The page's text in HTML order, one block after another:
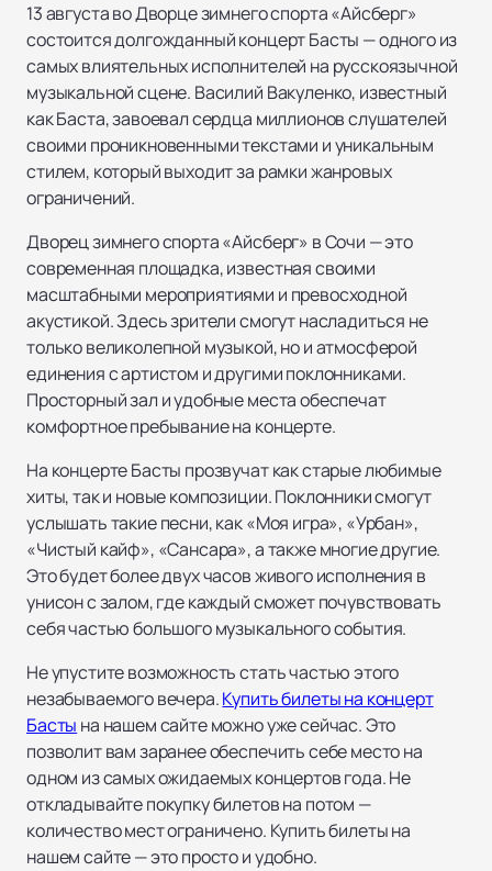
13 августа во Дворце зимнего спорта «Айсберг»
состоится долгожданный концерт Басты — одного из
самых влиятельных исполнителей на русскоязычной
музыкальной сцене. Василий Вакуленко, известный
как Баста, завоевал сердца миллионов слушателей
своими проникновенными текстами и уникальным
стилем, который выходит за рамки жанровых
ограничений.
Дворец зимнего спорта «Айсберг» в Сочи — это
современная площадка, известная своими
масштабными мероприятиями и превосходной
акустикой. Здесь зрители смогут насладиться не
только великолепной музыкой, но и атмосферой
единения с артистом и другими поклонниками.
Просторный зал и удобные места обеспечат
комфортное пребывание на концерте.
На концерте Басты прозвучат как старые любимые
хиты, так и новые композиции. Поклонники смогут
услышать такие песни, как «Моя игра», «Урбан»,
«Чистый кайф», «Сансара», а также многие другие.
Это будет более двух часов живого исполнения в
унисон с залом, где каждый сможет почувствовать
себя частью большого музыкального события.
Не упустите возможность стать частью этого
незабываемого вечера.Купить билеты на концерт
Басты на нашем сайте можно уже сейчас. Это
позволит вам заранее обеспечить себе место на
одном из самых ожидаемых концертов года. Не
откладывайте покупку билетов на потом —
количество мест ограничено. Купить билеты на
нашем сайте — это просто и удобно.